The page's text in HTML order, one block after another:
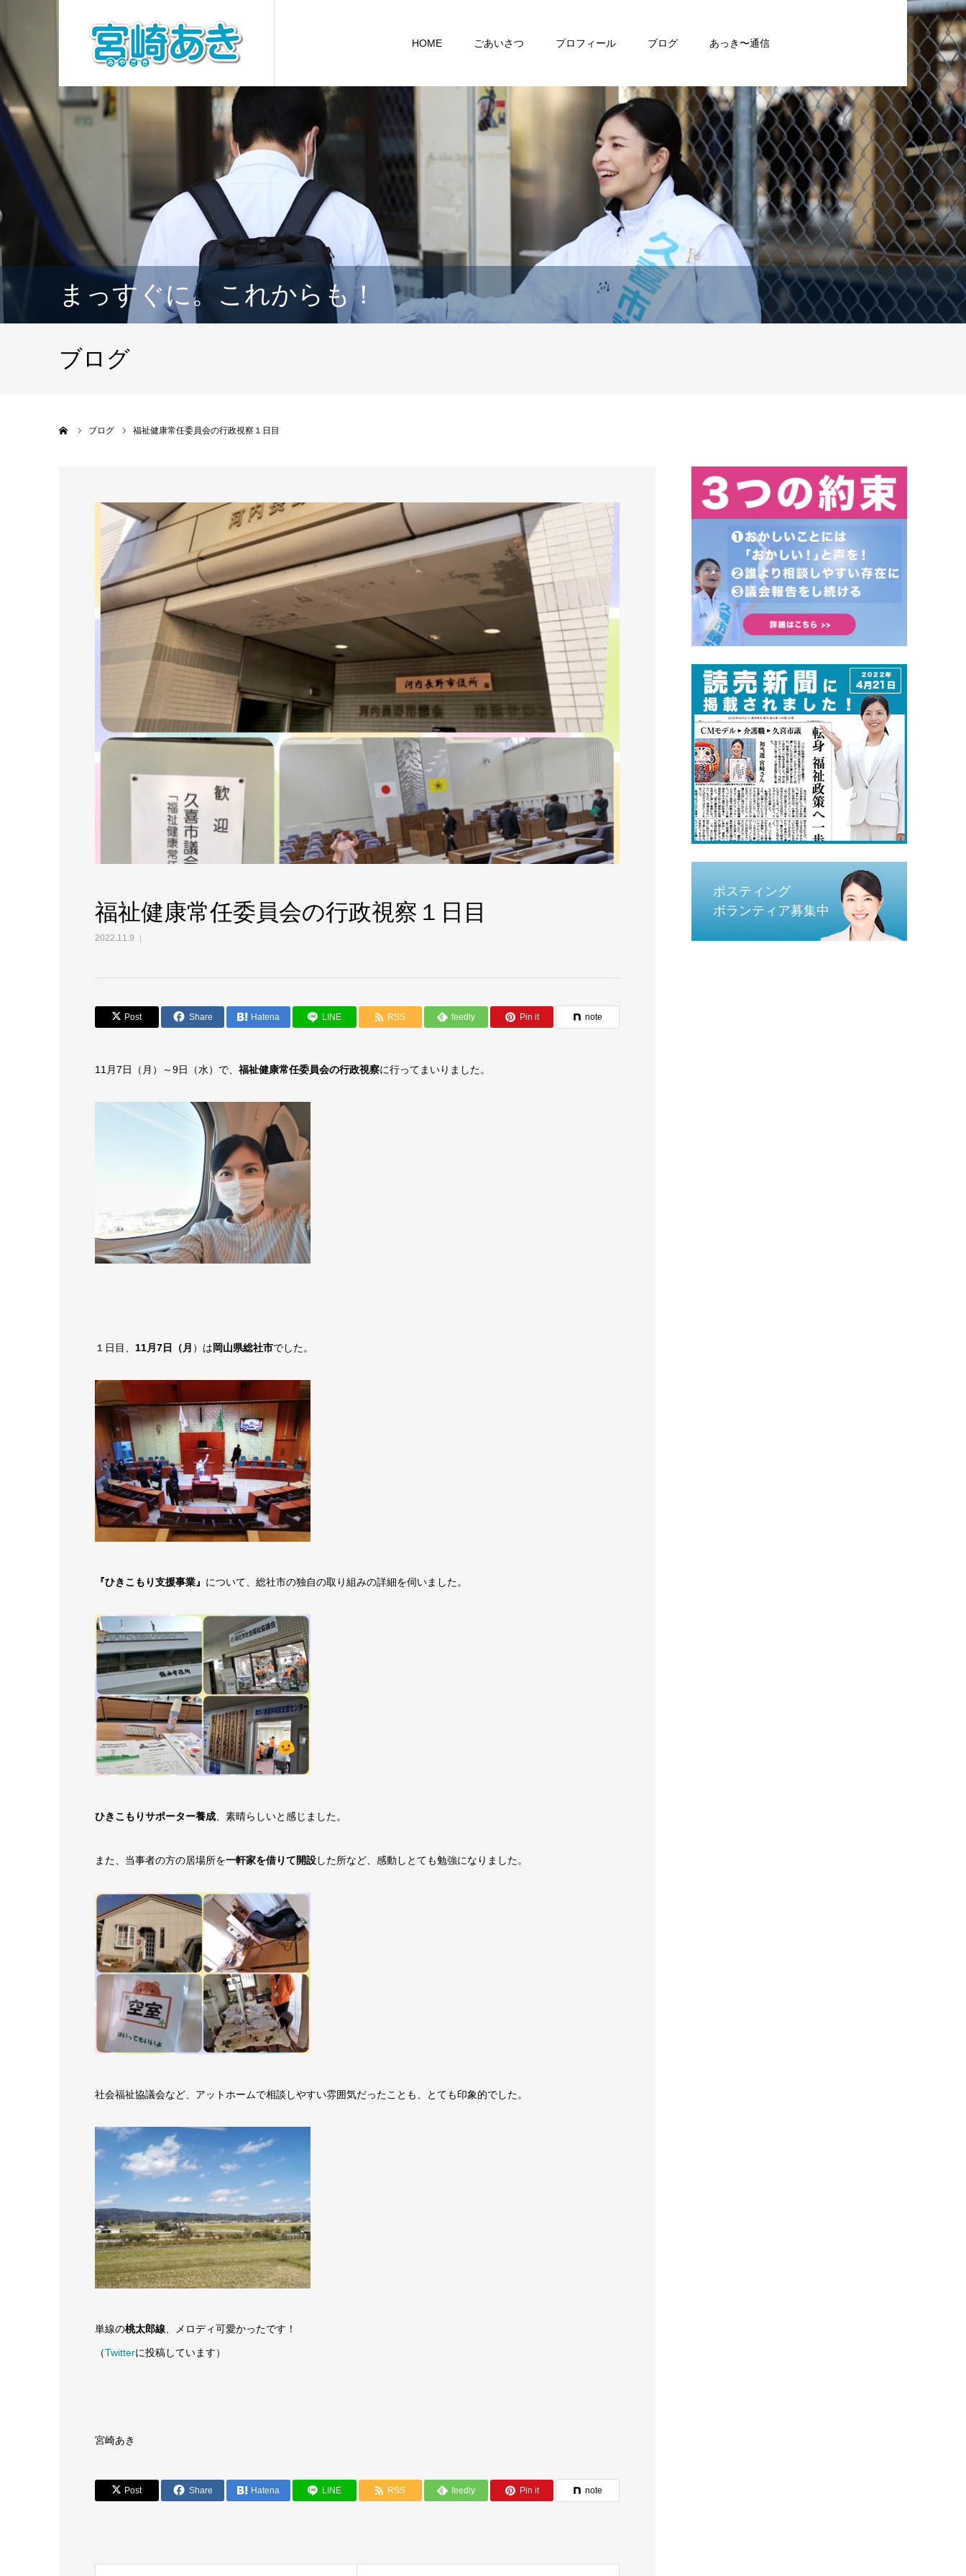
HOME ごあいさつ プロフィール ブログ あっき〜通信
まっすぐに。これからも！
ブログ
ブログ 福祉健康常任委員会の行政視察１日目
福祉健康常任委員会の行政視察１日目
2022.11.9
Post Share Hatena LINE RSS feedly Pin it note
11月7日（月）～9日（水）で、 福祉健康常任委員会の行政視察に行ってまいりました。
１日目、 11月7日（月 ）は岡山県総社市でした。
『ひきこもり支援事業』 について、総社市の独自の取り組みの詳細を伺いました。
ひきこもりサポーター養成、素晴らしいと感じました。
また、当事者の方の居場所を一軒家を借りて開設した所など、感動しとても勉強になりました。
社会福祉協議会など、アットホームで相談しやすい雰囲気だったことも、とても印象的でした。
単線の桃太郎線、メロディ可愛かったです！
（Twitterに投稿しています）
宮崎あき
Post Share Hatena LINE RSS feedly Pin it note
ポスティング
ボランティア募集中